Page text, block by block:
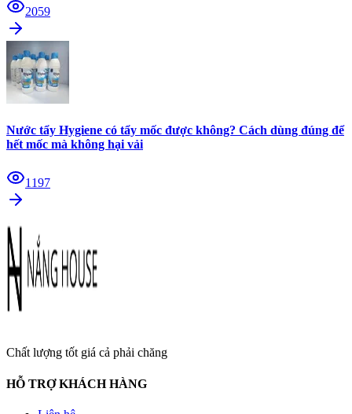
2059
Nước tẩy Hygiene có tẩy mốc được không? Cách dùng đúng để
hết mốc mà không hại vải
1197
Chất lượng tốt giá cả phải chăng
HỖ TRỢ KHÁCH HÀNG